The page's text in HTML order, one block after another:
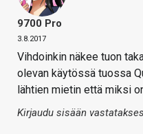
9700 Pro
3.8.2017
Vihdoinkin näkee tuon
olevan käytössä tuossa
lähtien mietin että miksi
Kirjaudu sisään